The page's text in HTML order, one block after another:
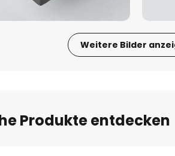
Weitere Bilder
Produkte entdecken